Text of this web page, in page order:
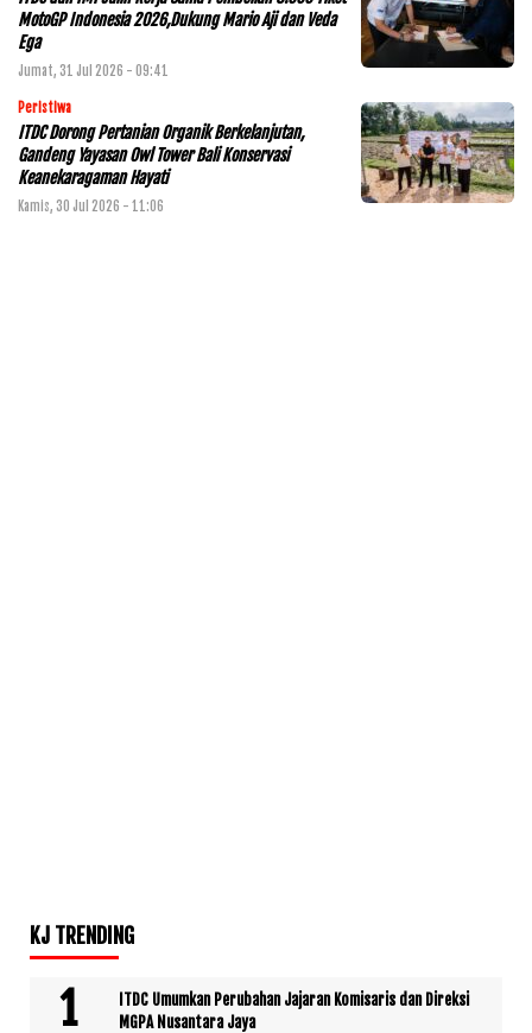
MotoGP Indonesia 2026,Dukung Mario Aji dan Veda
Ega
Jumat, 31 Jul 2026 - 09:41
Peristiwa
ITDC Dorong Pertanian Organik Berkelanjutan,
Gandeng Yayasan Owl Tower Bali Konservasi
Keanekaragaman Hayati
Kamis, 30 Jul 2026 - 11:06
KJ TRENDING
ITDC Umumkan Perubahan Jajaran Komisaris dan Direksi
MGPA Nusantara Jaya